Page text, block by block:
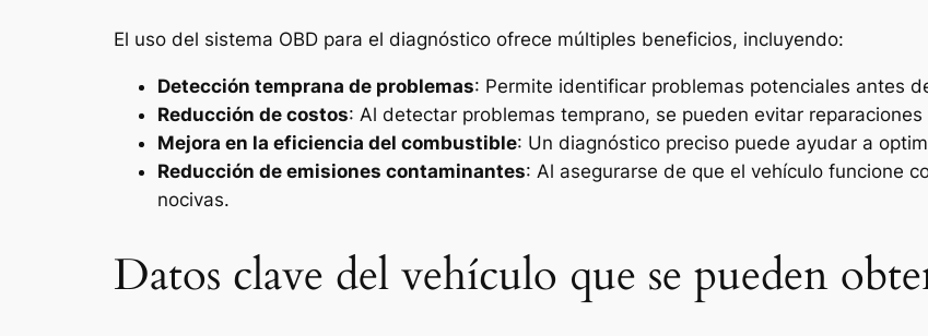
El uso del sistema OBD para el diagnóstico ofrece múltiples beneficios, incluyendo:
Detección temprana de problemas: Permite identificar problemas potenciales antes
Reducción de costos: Al detectar problemas temprano, se pueden evitar reparaciones
Mejora en la eficiencia del combustible: Un diagnóstico preciso puede ayudar a
Reducción de emisiones contaminantes: Al asegurarse de que el vehículo funcione
nocivas.
Datos clave del vehículo que se pueden